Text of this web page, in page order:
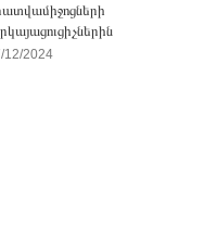
12/2024